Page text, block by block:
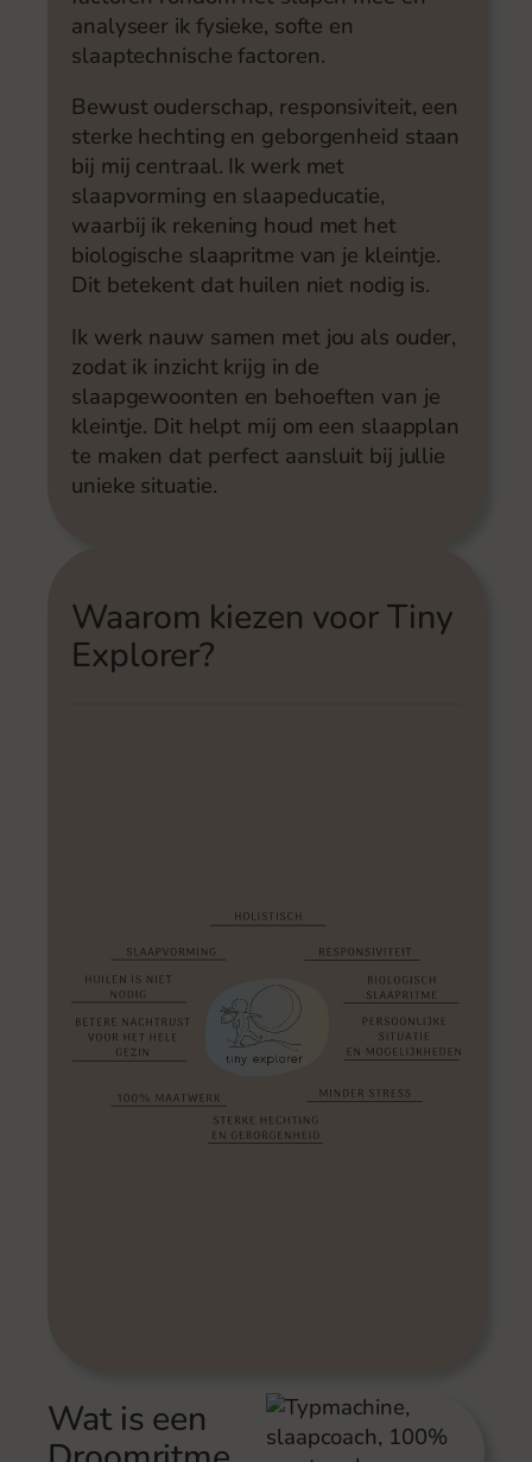
analyseer ik fysieke, softe en
slaaptechnische factoren.
Bewust ouderschap, responsiviteit, een
sterke hechting en geborgenheid staan
bij mij centraal. Ik werk met
slaapvorming en slaapeducatie,
waarbij ik rekening houd met het
biologische slaapritme van je kleintje.
Dit betekent dat huilen niet nodig is.
Ik werk nauw samen met jou als ouder,
zodat ik inzicht krijg in de
slaapgewoonten en behoeften van je
kleintje. Dit helpt mij om een slaapplan
te maken dat perfect aansluit bij jullie
unieke situatie.
Waarom kiezen voor Tiny
Explorer?
Wat is een